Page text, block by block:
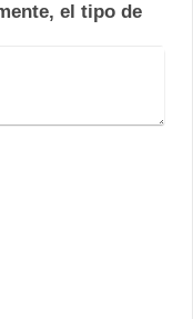
el tipo de